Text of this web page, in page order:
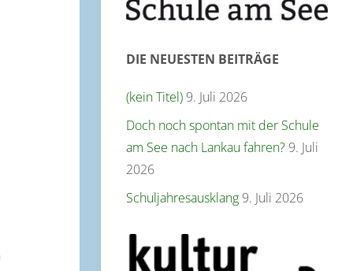
DIE NEUESTEN BEITRÄGE
(kein Titel) 9. Juli 2026
Doch noch spontan mit der Schule
am See nach Lankau fahren? 9. Juli
2026
Schuljahresausklang 9. Juli 2026